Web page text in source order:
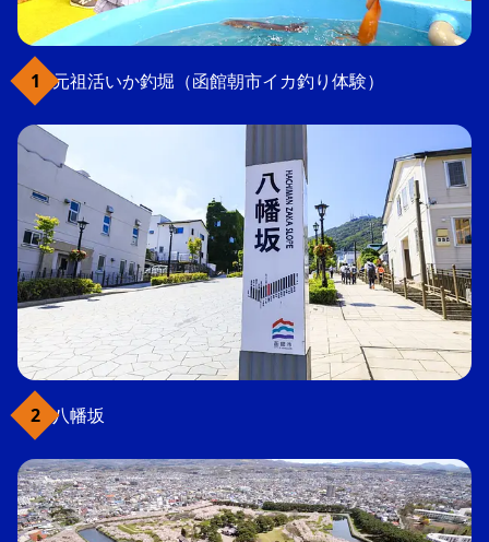
元祖活いか釣堀（函館朝市イカ釣り体験）
八幡坂